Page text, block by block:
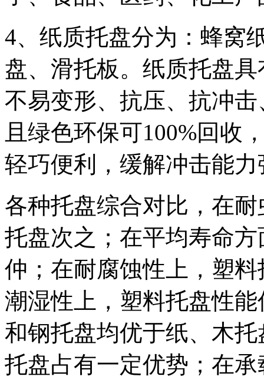
4、纸质托盘分为：蜂窝
盘、滑托板。纸质托盘
不易变形、抗压、抗冲
且绿色环保可100%回收
轻巧便利，缓解冲击能
各种托盘综合对比，在
托盘次之；在平均寿命
仲；在耐腐蚀性上，塑
潮湿性上，塑料托盘性
和钢托盘均优于纸、木
托盘占有一定优势；在